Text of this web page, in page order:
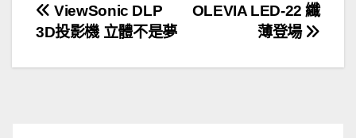
文
章
OLEVIA LED-22 纖
薄登場
ViewSonic DLP
3D投影機 立體不是夢